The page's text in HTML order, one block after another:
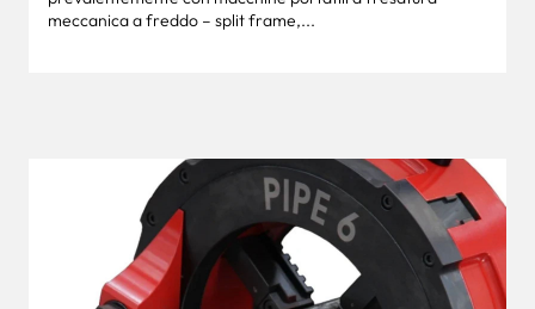
meccanica a freddo – split frame,...